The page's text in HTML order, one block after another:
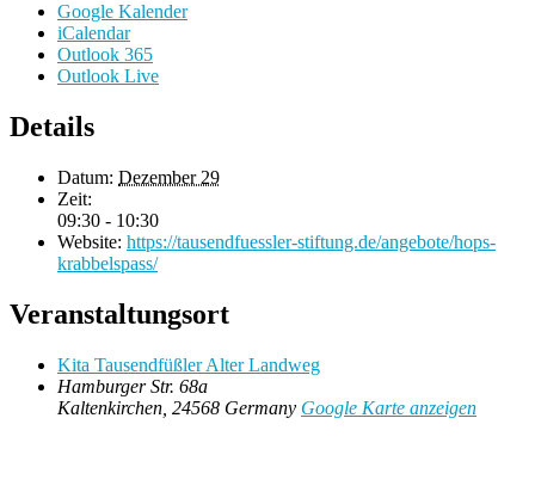
Google Kalender
iCalendar
Outlook 365
Outlook Live
Details
Datum: Dezember 29
Zeit:
09:30 - 10:30
Website: https://tausendfuessler-stiftung.de/angebote/hops-
krabbelspass/
Veranstaltungsort
Kita Tausendfüßler Alter Landweg
Hamburger Str. 68a
Kaltenkirchen 24568 Germany Google Karte anzeigen